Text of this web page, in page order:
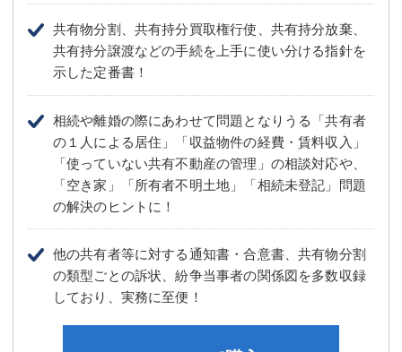
共有物分割、共有持分買取権行使、共有持分放棄、
共有持分譲渡などの手続を上手に使い分ける指針を
示した定番書！
相続や離婚の際にあわせて問題となりうる「共有者
の１人による居住」「収益物件の経費・賃料収入」
「使っていない共有不動産の管理」の相談対応や、
「空き家」「所有者不明土地」「相続未登記」問題
の解決のヒントに！
他の共有者等に対する通知書・合意書、共有物分割
の類型ごとの訴状、紛争当事者の関係図を多数収録
しており、実務に至便！